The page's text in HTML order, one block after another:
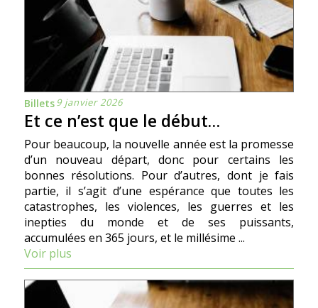
Billets9 janvier 2026
Et ce n’est que le début…
Pour beaucoup, la nouvelle année est la promesse
d’un nouveau départ, donc pour certains les
bonnes résolutions. Pour d’autres, dont je fais
partie, il s’agit d’une espérance que toutes les
catastrophes, les violences, les guerres et les
inepties du monde et de ses puissants,
accumulées en 365 jours, et le millésime ...
Voir plus